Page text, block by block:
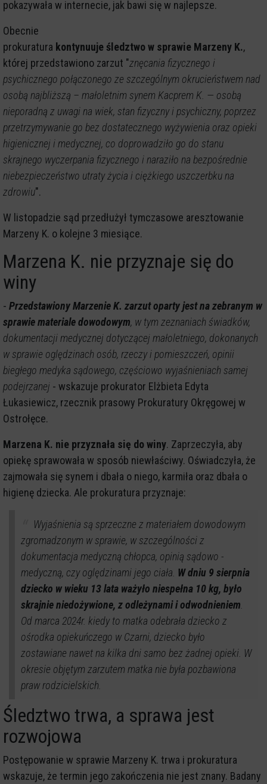
pokazywała w internecie, jak bawi się w najlepsze.
Obecnie
prokuratura kontynuuje śledztwo w sprawie Marzeny K.,
której przedstawiono zarzut "znęcania fizycznego i
psychicznego połączonego ze szczególnym okrucieństwem nad
osobą najbliższą – małoletnim synem Kacprem K. — osobą
nieporadną z uwagi na wiek, stan fizyczny i psychiczny, poprzez
przetrzymywanie go bez dostatecznego wyżywienia oraz opieki
higienicznej i medycznej, co doprowadziło go do stanu
skrajnego wyczerpania fizycznego i naraziło na bezpośrednie
niebezpieczeństwo utraty życia i ciężkiego uszczerbku na
zdrowiu".
W listopadzie sąd przedłużył tymczasowe aresztowanie
Marzeny K. o kolejne 3 miesiące.
Marzena K. nie przyznaje się do
winy
- Przedstawiony Marzenie K. zarzut oparty jest na zebranym w
sprawie materiale dowodowym, w tym zeznaniach świadków,
dokumentacji medycznej dotyczącej małoletniego, dokonanych
w sprawie oględzinach osób, rzeczy i pomieszczeń, opinii
biegłego medyka sądowego, częściowo wyjaśnieniach samej
podejrzanej - wskazuje prokurator Elżbieta Edyta
Łukasiewicz, rzecznik prasowy Prokuratury Okręgowej w
Ostrołęce.
Marzena K. nie przyznała się do winy. Zaprzeczyła, aby
opiekę sprawowała w sposób niewłaściwy. Oświadczyła, że
zajmowała się synem i dbała o niego, karmiła oraz dbała o
higienę dziecka. Ale prokuratura przyznaje:
Wyjaśnienia są sprzeczne z materiałem dowodowym
zgromadzonym w sprawie, w szczególności z
dokumentacja medyczną chłopca, opinią sądowo -
medyczną, czy oględzinami jego ciała. W dniu 9 sierpnia
dziecko w wieku 13 lata ważyło niespełna 10 kg, było
skrajnie niedożywione, z odleżynami i odwodnieniem
Od marca 2024r. kiedy to matka odebrała dziecko z
ośrodka opiekuńczego w Czarni, dziecko było
zostawiane nawet na kilka dni samo bez żadnej opieki. W
okresie objętym zarzutem matka nie była pozbawiona
praw rodzicielskich.
Śledztwo trwa, a sprawa jest
rozwojowa
Postępowanie w sprawie Marzeny K. trwa i prokuratura
wskazuje, że termin jego zakończenia nie jest znany. Badany